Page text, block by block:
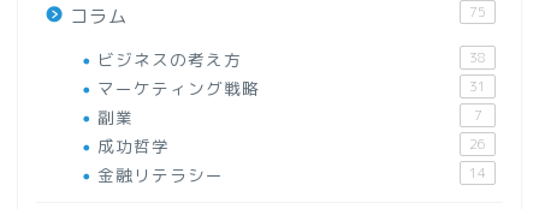
コラム 75
ビジネスの考え方 38
マーケティング戦略 31
副業 7
成功哲学 26
金融リテラシー 14